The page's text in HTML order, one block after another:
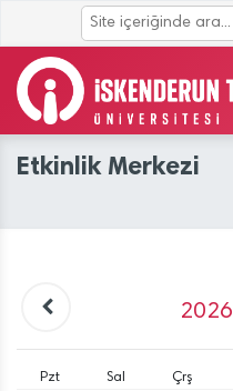
Etkinlik Merkezi
2026
Pzt Sal Çrş